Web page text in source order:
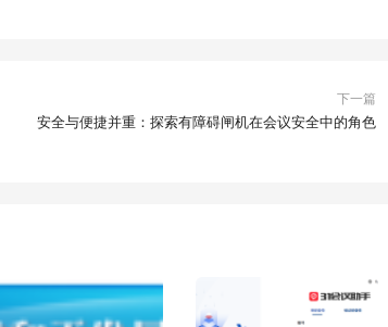
下一篇
安全与便捷并重：探索有障碍闸机在会议安全中的角色